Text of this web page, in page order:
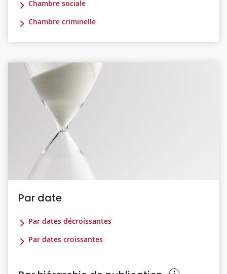
Chambre sociale
Chambre criminelle
Par date
Par dates décroissantes
Par dates croissantes